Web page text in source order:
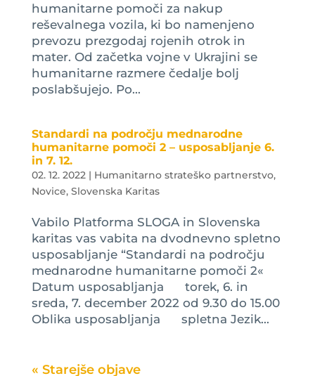
humanitarne pomoči za nakup
reševalnega vozila, ki bo namenjeno
prevozu prezgodaj rojenih otrok in
mater. Od začetka vojne v Ukrajini se
humanitarne razmere čedalje bolj
poslabšujejo. Po...
Standardi na področju mednarodne
humanitarne pomoči 2 – usposabljanje 6.
in 7. 12.
02. 12. 2022| Humanitarno strateško partnerstvo,
Novice, Slovenska Karitas
Vabilo Platforma SLOGA in Slovenska
karitas vas vabita na dvodnevno spletno
usposabljanje “Standardi na področju
mednarodne humanitarne pomoči 2«
Datum usposabljanja torek, 6. in
sreda, 7. december 2022 od 9.30 do 15.00
Oblika usposabljanja spletna Jezik...
« Older Entries